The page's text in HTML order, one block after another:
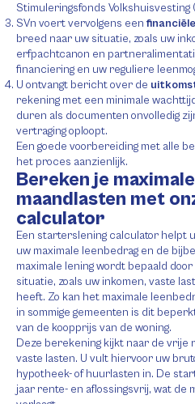
Stimuleringsfonds Volkshuisvesting
SVn voert vervolgens een
breed naar uw situatie, zoals uw
erfpachtcanon en
financiering en uw reguliere
U ontvangt bericht over de
rekening met een minimale
duren als documenten onvolledig
vertraging oploopt.
Een goede voorbereiding met alle
het proces aanzienlijk.
Bereken je
maandlasten met
calculator
Een starterslening calculator helpt
uw maximale leenbedrag en de
maximale lening wordt bepaald
situatie, zoals uw inkomen, vaste
heeft. Zo kan het maximale
in sommige gemeenten is dit
van de koopprijs van de woning.
Deze berekening kijkt naar de vrije
vaste lasten. U vult hiervoor uw
hypotheek- of huurlasten in. De
jaar rente- en aflossingsvrij, wat de